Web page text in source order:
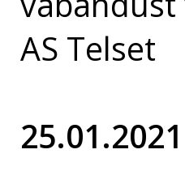
AS Telset
25.01.2021